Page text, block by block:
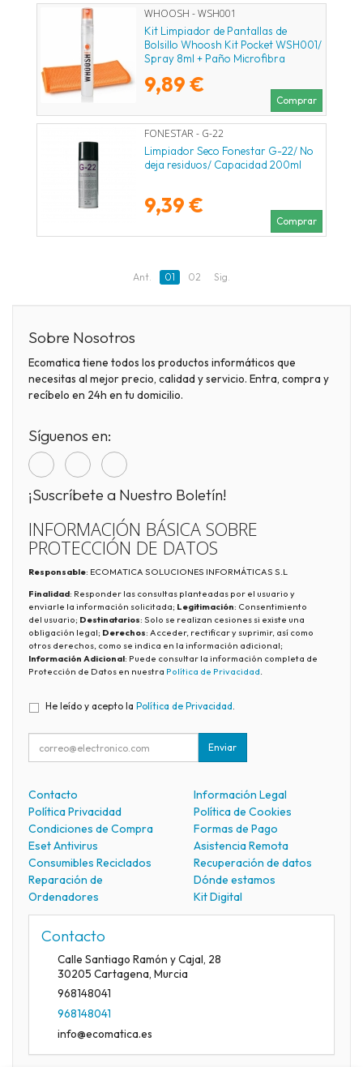
WHOOSH - WSH001
Kit Limpiador de Pantallas de
Bolsillo Whoosh Kit Pocket WSH001/
Spray 8ml + Paño Microfibra
9,89 €
Comprar
FONESTAR - G-22
Limpiador Seco Fonestar G-22/ No
deja residuos/ Capacidad 200ml
9,39 €
Comprar
Ant. 01 02 Sig.
Sobre Nosotros
Ecomatica tiene todos los productos informáticos que
necesitas al mejor precio, calidad y servicio. Entra, compra y
recíbelo en 24h en tu domicilio.
Síguenos en:
¡Suscríbete a Nuestro Boletín!
INFORMACIÓN BÁSICA SOBRE
PROTECCIÓN DE DATOS
Responsable: ECOMATICA SOLUCIONES INFORMÁTICAS S.L
Finalidad: Responder las consultas planteadas por el usuario y
enviarle la información solicitada; Legitimación: Consentimiento
del usuario; Destinatarios: Solo se realizan cesiones si existe una
obligación legal; Derechos: Acceder, rectificar y suprimir, así como
otros derechos, como se indica en la información adicional;
Información Adicional: Puede consultar la información completa de
Protección de Datos en nuestra Política de Privacidad.
He leído y acepto la Política de Privacidad.
Enviar
Contacto
Información Legal
Política Privacidad
Política de Cookies
Condiciones de Compra
Formas de Pago
Eset Antivirus
Asistencia Remota
Consumibles Reciclados
Recuperación de datos
Reparación de
Ordenadores
Dónde estamos
Kit Digital
Contacto
Calle Santiago Ramón y Cajal, 28
30205 Cartagena, Murcia
968148041
968148041
info@ecomatica.es